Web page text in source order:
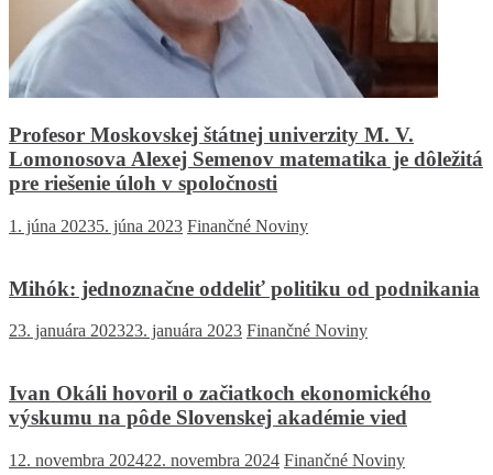
Profesor Moskovskej štátnej univerzity M. V.
Lomonosova Alexej Semenov matematika je dôležitá
pre riešenie úloh v spoločnosti
1. júna 20235. júna 2023 Finančné Noviny
Mihók: jednoznačne oddeliť politiku od podnikania
23. januára 202323. januára 2023 Finančné Noviny
Ivan Okáli hovoril o začiatkoch ekonomického
výskumu na pôde Slovenskej akadémie vied
12. novembra 202422. novembra 2024 Finančné Noviny